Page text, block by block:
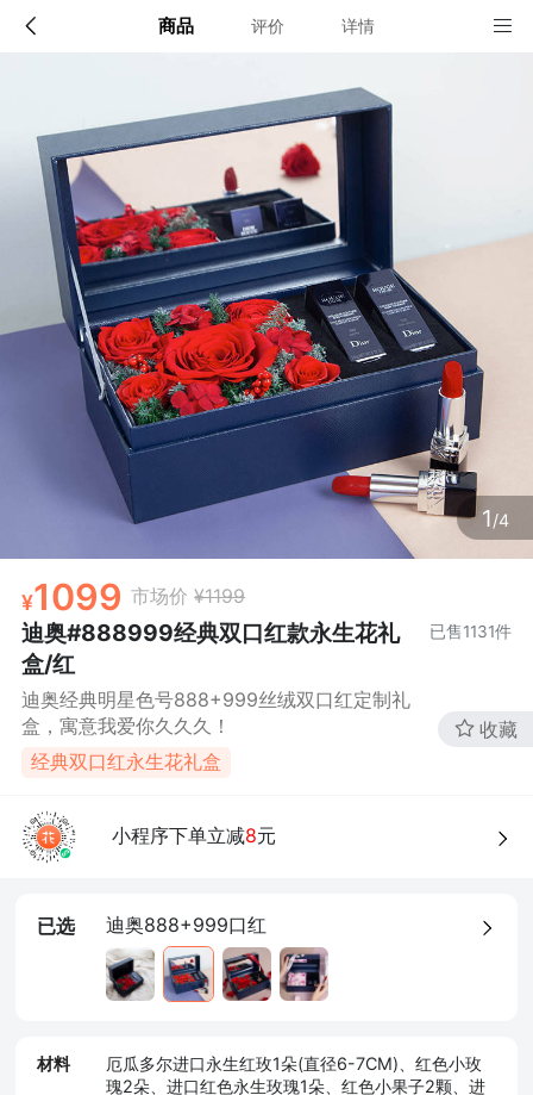
商品 评价 详情
1/4
1099 市场价 ¥1199
迪奥#888999经典双口红款永生花礼
盒/红
已售1131件
迪奥经典明星色号888+999丝绒双口红定制礼
盒，寓意我爱你久久久！
经典双口红永生花礼盒
收藏
小程序下单立减8元
已选 迪奥888+999口红
材料
厄瓜多尔进口永生红玫1朵(直径6-7CM)、红色小玫
瑰2朵、进口红色永生玫瑰1朵、红色小果子2颗、进
配送说明
确定
店铺信息
该地区暂无配送门店
确定